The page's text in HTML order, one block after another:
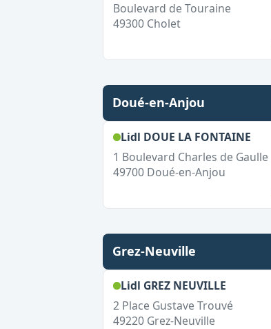
Boulevard de Touraine
49300 Cholet
Doué-en-Anjou
Lidl DOUE LA FONTAINE,
1 Boulevard Charles de Gaulle
49700 Doué-en-Anjou
Grez-Neuville
Lidl GREZ NEUVILLE,
2 Place Gustave Trouvé
49220 Grez-Neuville